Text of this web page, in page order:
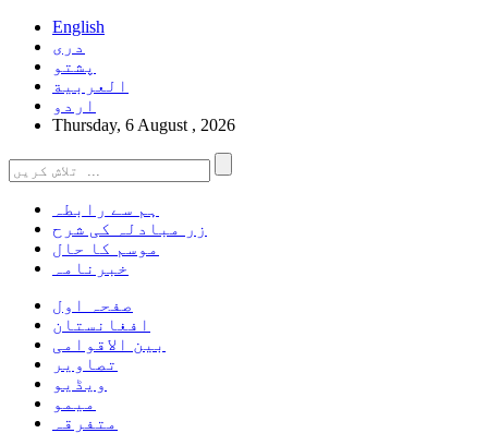
English
دری
پشتو
العربیة
اردو
Thursday, 6 August , 2026
ہم سے رابطہ
زر مبادلہ کی شرح
موسم کا حال
خبرنامہ
صفحہ اول
افغانستان
بین الاقوامی
تصاویر
ویڈیو
میمو
متفرقہ